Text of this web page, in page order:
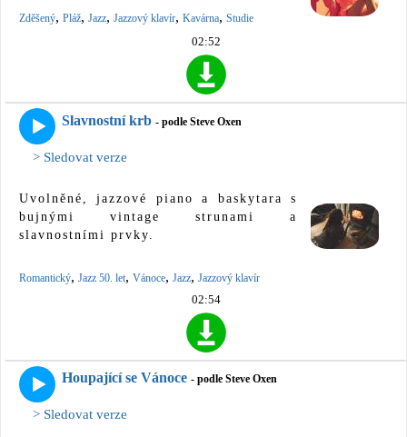
Zděšený, Pláž, Jazz, Jazzový klavír, Kavárna, Studie
02:52
Slavnostní krb - podle Steve Oxen
> Sledovat verze
Uvolněné, jazzové piano a baskytara s
bujnými vintage strunami a
slavnostními prvky.
Romantický, Jazz 50. let, Vánoce, Jazz, Jazzový klavír
02:54
Houpající se Vánoce - podle Steve Oxen
> Sledovat verze